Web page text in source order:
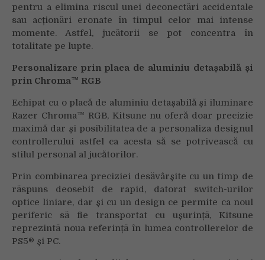
pentru a elimina riscul unei deconectări accidentale
sau acționări eronate în timpul celor mai intense
momente. Astfel, jucătorii se pot concentra în
totalitate pe lupte.
Personalizare prin placa de aluminiu detașabilă și
prin Chroma™ RGB
Echipat cu o placă de aluminiu detașabilă și iluminare
Razer Chroma™ RGB, Kitsune nu oferă doar precizie
maximă dar și posibilitatea de a personaliza designul
controllerului astfel ca acesta să se potrivească cu
stilul personal al jucătorilor.
Prin combinarea preciziei desăvârșite cu un timp de
răspuns deosebit de rapid, datorat switch-urilor
optice liniare, dar și cu un design ce permite ca noul
periferic să fie transportat cu ușurință, Kitsune
reprezintă noua referință în lumea controllerelor de
PS5® și PC.